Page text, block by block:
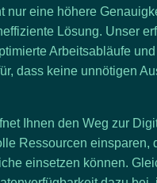
nur eine höhere
Lösung. Unser
Arbeitsabläufe
dass keine unnötigen
Ihnen den Weg zur
Ressourcen einsparen,
einsetzen können.